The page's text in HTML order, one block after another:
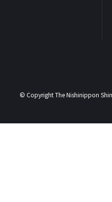
© Copyright The Nishinippon